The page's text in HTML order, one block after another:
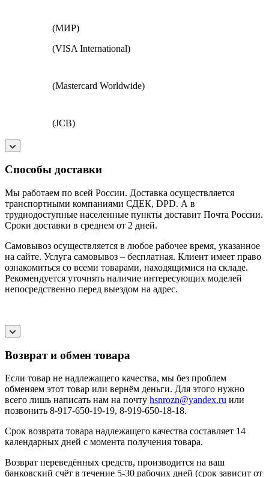
(МИР)
(VISA International)
(Mastercard Worldwide)
(JCB)
Способы доставки
Мы работаем по всей России. Доставка осуществляется
транспортными компаниями СДЕК, DPD. А в
труднодоступные населенные пункты доставит Почта России.
Сроки доставки в среднем от 2 дней.
Самовывоз осуществляется в любое рабочее время, указанное
на сайте. Услуга самовывоз – бесплатная. Клиент имеет право
ознакомиться со всеми товарами, находящимися на складе.
Рекомендуется уточнять наличие интересующих моделей
непосредственно перед выездом на адрес.
Возврат и обмен товара
Если товар не надлежащего качества, мы без проблем
обменяем этот товар или вернём деньги. Для этого нужно
всего лишь написать нам на почту hsnrozn@yandex.ru или
позвонить 8-917-650-19-19, 8-919-650-18-18.
Срок возврата товара надлежащего качества составляет 14
календарных дней с момента получения товара.
Возврат переведённых средств, производится на ваш
банковский счёт в течение 5-30 рабочих дней (срок зависит от